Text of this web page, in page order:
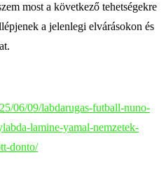
most a következő tehetségekre
a jelenlegi elvárásokon és
06/09/labdarugas-futball-nuno-
lamine-yamal-nemzetek-
donto/